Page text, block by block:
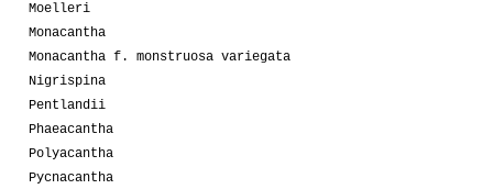
Moelleri
Monacantha
Monacantha f. monstruosa variegata
Nigrispina
Pentlandii
Phaeacantha
Polyacantha
Pycnacantha